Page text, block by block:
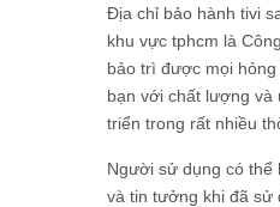
Địa chỉ bảo hành tivi
khu vực tphcm là
bảo trì được mọi
bạn với chất lượng
triển trong rất nhiều
Người sử dụng có thể
và tin tưởng khi đã sử